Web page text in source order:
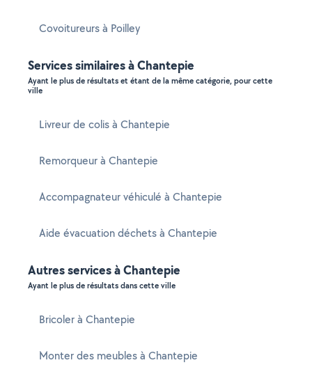
Covoitureurs à Poilley
Services similaires à Chantepie
Ayant le plus de résultats et étant de la même catégorie, pour cette
ville
Livreur de colis à Chantepie
Remorqueur à Chantepie
Accompagnateur véhiculé à Chantepie
Aide évacuation déchets à Chantepie
Autres services à Chantepie
Ayant le plus de résultats dans cette ville
Bricoler à Chantepie
Monter des meubles à Chantepie